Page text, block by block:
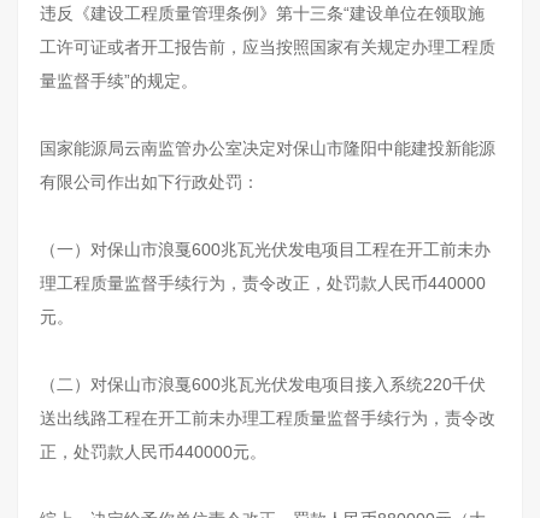
违反《建设工程质量管理条例》第十三条“建设单位在领取施
工许可证或者开工报告前，应当按照国家有关规定办理工程质
量监督手续”的规定。
国家能源局云南监管办公室决定对保山市隆阳中能建投新能源
有限公司作出如下行政处罚：
（一）对保山市浪戛600兆瓦光伏发电项目工程在开工前未办
理工程质量监督手续行为，责令改正，处罚款人民币440000
元。
（二）对保山市浪戛600兆瓦光伏发电项目接入系统220千伏
送出线路工程在开工前未办理工程质量监督手续行为，责令改
正，处罚款人民币440000元。